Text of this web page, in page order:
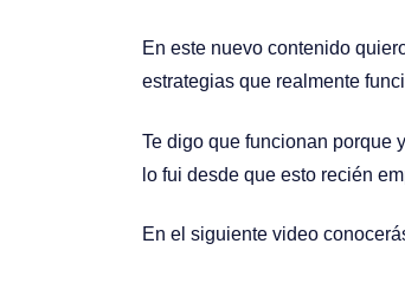
En este nuevo contenido
estrategias que realmente
Te digo que funcionan porque
lo fui desde que esto recién
En el siguiente video